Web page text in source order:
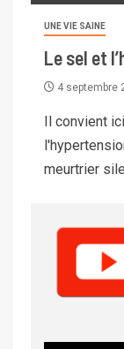
UNE VIE SAINE
Le sel et
4 septembre
Il convient
meurtrier